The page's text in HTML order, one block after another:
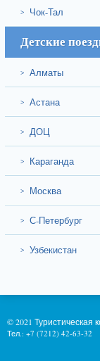
> Чок-Тал
Детские
> Алматы
> Астана
> ДОЦ
> Караганда
> Москва
> С-Петербург
> Узбекистан
© 2021
Тел.: +7 (7212) 42-63-32